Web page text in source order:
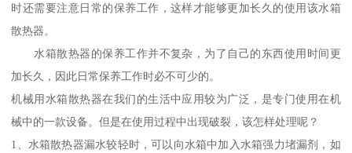
时还需要注意日常的保养工作，这样才能够更加长久的使用该水箱
散热器。
水箱散热器的保养工作并不复杂，为了自己的东西使用时间更
加长久，因此日常保养工作时必不可少的。
机械用水箱散热器在我们的生活中应用较为广泛，是专门使用在机
械中的一款设备。但是在使用过程中出现破裂，该怎样处理呢？
1、水箱散热器漏水较轻时，可以向水箱中加入水箱强力堵漏剂，如